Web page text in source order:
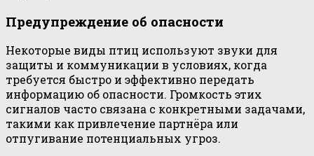
Предупреждение об опасности
Некоторые виды птиц используют звуки для
защиты и коммуникации в условиях, когда
требуется быстро и эффективно передать
информацию об опасности. Громкость этих
сигналов часто связана с конкретными задачами,
такими как привлечение партнёра или
отпугивание потенциальных угроз.